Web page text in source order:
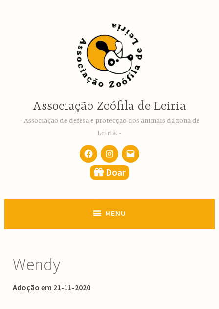
Associação Zoófila de Leiria
Associação de defesa e protecção dos animais da zona de
Leiria.
FacebookInstagram
email
Doar
MENU
Wendy
Adoção em 21-11-2020